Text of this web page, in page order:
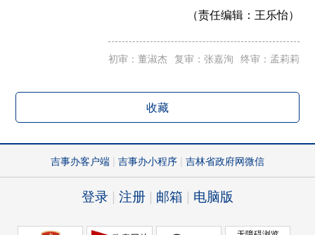
（责任编辑： 王乐怡）
初审：董淑杰 复审：张嘉洵 终审：孟莉莉
收藏